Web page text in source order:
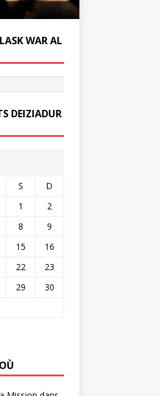
WAR AL
DEIZIADUR
S
D
1
2
8
9
15
16
22
23
29
30